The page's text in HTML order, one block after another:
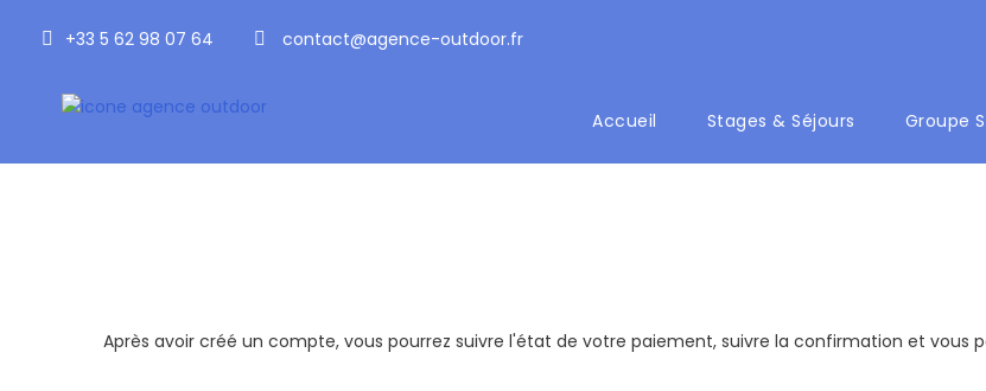
+33 5 62 98 07 64 contact@agence-outdoor.fr
Accueil Stages & Séjours Groupe
Inscription
Après avoir créé un compte, vous pourrez suivre l'état de votre paiement, suivre la confirmation et vous